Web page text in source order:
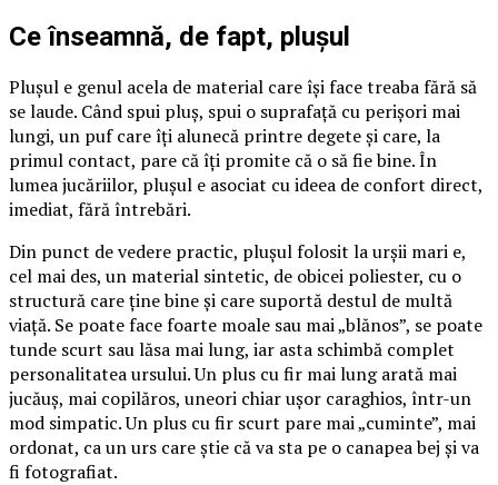
Ce înseamnă, de fapt, plușul
Plușul e genul acela de material care își face treaba fără să
se laude. Când spui pluș, spui o suprafață cu perișori mai
lungi, un puf care îți alunecă printre degete și care, la
primul contact, pare că îți promite că o să fie bine. În
lumea jucăriilor, plușul e asociat cu ideea de confort direct,
imediat, fără întrebări.
Din punct de vedere practic, plușul folosit la urșii mari e,
cel mai des, un material sintetic, de obicei poliester, cu o
structură care ține bine și care suportă destul de multă
viață. Se poate face foarte moale sau mai „blănos”, se poate
tunde scurt sau lăsa mai lung, iar asta schimbă complet
personalitatea ursului. Un plus cu fir mai lung arată mai
jucăuș, mai copilăros, uneori chiar ușor caraghios, într-un
mod simpatic. Un plus cu fir scurt pare mai „cuminte”, mai
ordonat, ca un urs care știe că va sta pe o canapea bej și va
fi fotografiat.